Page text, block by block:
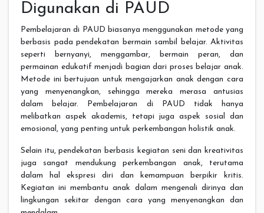
Digunakan di PAUD
Pembelajaran di PAUD biasanya menggunakan metode yang
berbasis pada pendekatan bermain sambil belajar. Aktivitas
seperti bernyanyi, menggambar, bermain peran, dan
permainan edukatif menjadi bagian dari proses belajar anak.
Metode ini bertujuan untuk mengajarkan anak dengan cara
yang menyenangkan, sehingga mereka merasa antusias
dalam belajar. Pembelajaran di PAUD tidak hanya
melibatkan aspek akademis, tetapi juga aspek sosial dan
emosional, yang penting untuk perkembangan holistik anak.
Selain itu, pendekatan berbasis kegiatan seni dan kreativitas
juga sangat mendukung perkembangan anak, terutama
dalam hal ekspresi diri dan kemampuan berpikir kritis.
Kegiatan ini membantu anak dalam mengenali dirinya dan
lingkungan sekitar dengan cara yang menyenangkan dan